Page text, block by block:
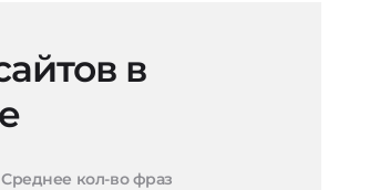
в
Среднее кол-во фраз